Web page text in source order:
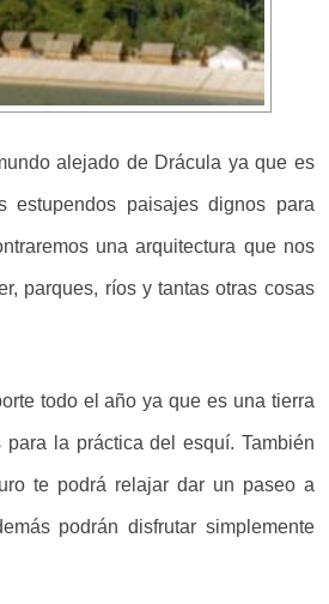
alejado de Drácula ya que es
estupendos paisajes dignos para
una arquitectura que nos
parques, ríos y tantas otras cosas
todo el año ya que es una tierra
la práctica del esquí. También
te podrá relajar dar un paseo a
podrán disfrutar simplemente